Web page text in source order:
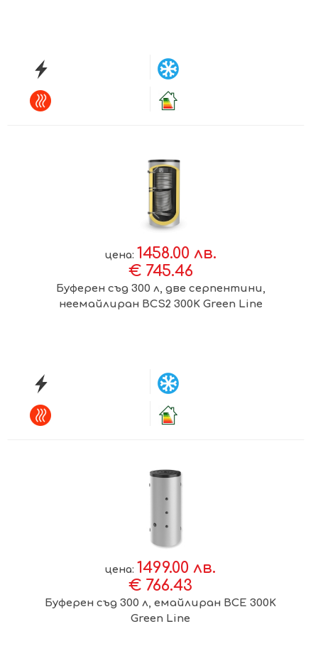
цена: 1458.00 лв.
€ 745.46
Буферен съд 300 л, две серпентини,
неемайлиран BCS2 300K Green Line
цена: 1499.00 лв.
€ 766.43
Буферен съд 300 л, емайлиран BCЕ 300K
Green Line